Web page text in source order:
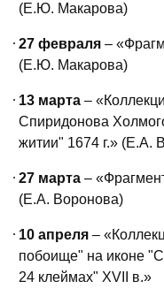
(Е.Ю. Макарова)
27 февраля –
(Е.Ю. Макарова)
13 марта –
Спиридонова
житии" 1674 г.» (Е.А.
27 марта –
(Е.А. Воронова)
10 апреля –
побоище" на иконе
24 клеймах" XVII в.»